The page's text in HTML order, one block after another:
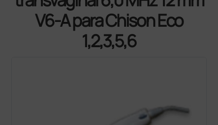
V6-A para Chison Eco
1,2,3,5,6